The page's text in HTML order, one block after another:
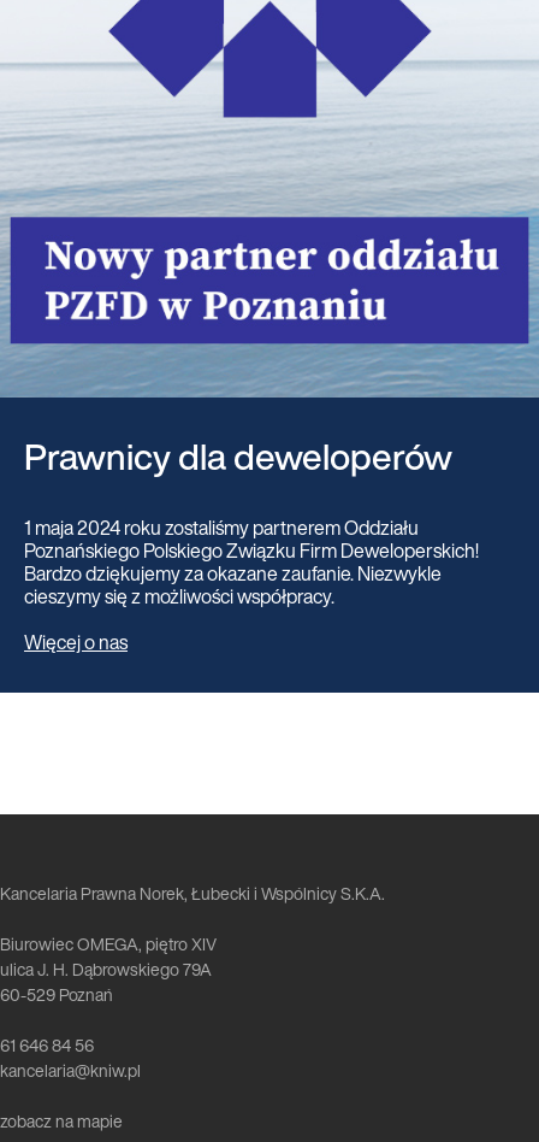
Prawnicy dla deweloperów
1 maja 2024 roku zostaliśmy partnerem Oddziału
Poznańskiego Polskiego Związku Firm Deweloperskich!
Bardzo dziękujemy za okazane zaufanie. Niezwykle
cieszymy się z możliwości współpracy.
Więcej o nas
Kancelaria Prawna Norek, Łubecki i Wspólnicy S.K.A.
Biurowiec OMEGA, piętro XIV
ulica J. H. Dąbrowskiego 79A
60-529 Poznań
61 646 84 56
kancelaria@kniw.pl
zobacz na mapie